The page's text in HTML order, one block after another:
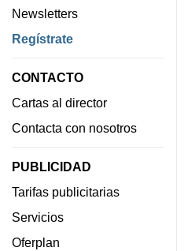
Newsletters
Regístrate
CONTACTO
Cartas al director
Contacta con nosotros
PUBLICIDAD
Tarifas publicitarias
Servicios
Oferplan